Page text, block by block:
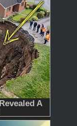
341 343
349 350
356 357
363 364